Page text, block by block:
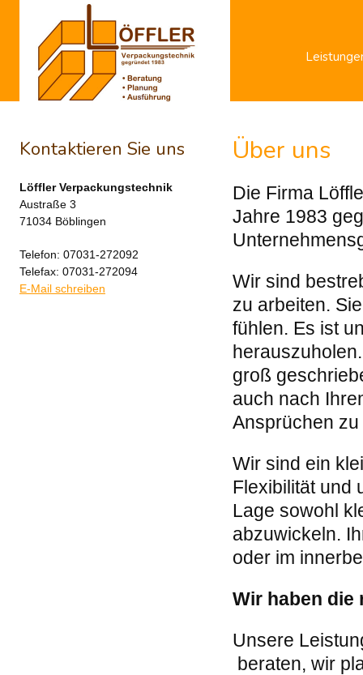
Über uns
Die Firma
Jahre 1983 g
Wir sind
zu arbeiten.
fühlen. Es ist
groß
auch nach
Ansprüchen
Wir sind ein
Flexibilität und
Lage sowohl
abzuwickeln.
oder im
Wir haben die
Unsere
beraten, wir
Kontaktieren Sie uns
Löffler Verpackungstechnik
Austraße 3
71034 Böblingen
Telefon: 07031-272092
Telefax: 07031-272094
E-Mail schreiben